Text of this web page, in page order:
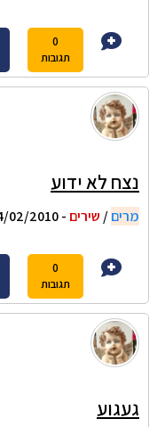
0
תגובות
נצח לא ידוע
מרים/ שירים - 14/02/2010 21:11
0
תגובות
געגוע